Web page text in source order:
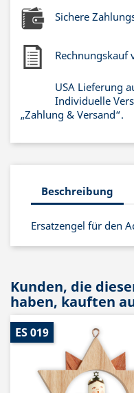
Sichere
Rechnungskauf
USA Lieferung
Individuelle
„Zahlung & Versand“.
Beschreibung
Ersatzengel für den
Kunden, die
haben, kauften
ES 019